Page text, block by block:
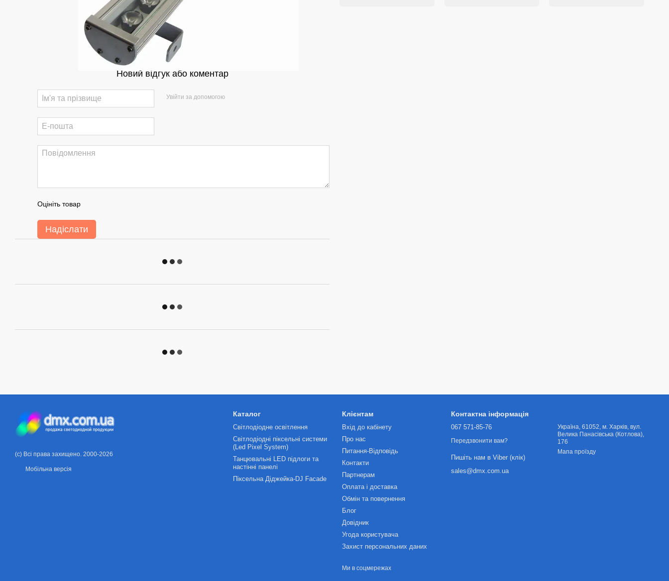
Новий відгук або коментар
Увійти за допомогою
Оцініть товар
Надіслати
(c) Всі права захищено. 2000-2026
Мобільна версія
Каталог
Світлодіодне освітлення
Світлодіодні піксельні системи
(Led Pixel System)
Танцювальні LED підлоги та
настінні панелі
Піксельна Діджейка-DJ Facade
Клієнтам
Вхід до кабінету
Про нас
Питання-Відповідь
Контакти
Партнерам
Оплата і доставка
Обмін та повернення
Блог
Довідник
Угода користувача
Захист персональних даних
Ми в соцмережах
Контактна інформація
067 571-85-76
Передзвонити вам?
Пишіть нам в Viber (клік)
sales@dmx.com.ua
Українa, 61052, м. Харків, вул.
Велика Панасівська (Котлова),
176
Мапа проїзду